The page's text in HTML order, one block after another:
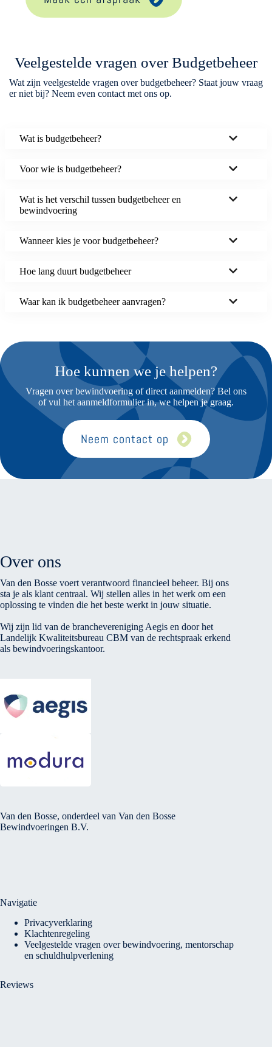
Veelgestelde vragen over Budgetbeheer
Wat zijn veelgestelde vragen over budgetbeheer? Staat jouw vraag
er niet bij? Neem even contact met ons op.
Wat is budgetbeheer?
Voor wie is budgetbeheer?
Wat is het verschil tussen budgetbeheer en
bewindvoering
Wanneer kies je voor budgetbeheer?
Hoe lang duurt budgetbeheer
Waar kan ik budgetbeheer aanvragen?
Hoe kunnen we je helpen?
Vragen over bewindvoering of direct aanmelden? Bel ons
of vul het aanmeldformulier in, we helpen je graag.
Neem contact op
Over ons
Van den Bosse voert verantwoord financieel beheer. Bij ons
sta je als klant centraal. Wij stellen alles in het werk om een
oplossing te vinden die het beste werkt in jouw situatie.
Wij zijn lid van de branchevereniging Aegis en door het
Landelijk Kwaliteitsbureau CBM van de rechtspraak erkend
als bewindvoeringskantoor.
Van den Bosse, onderdeel van Van den Bosse
Bewindvoeringen B.V.
Navigatie
Privacyverklaring
Klachtenregeling
Veelgestelde vragen over bewindvoering, mentorschap
en schuldhulpverlening
Reviews